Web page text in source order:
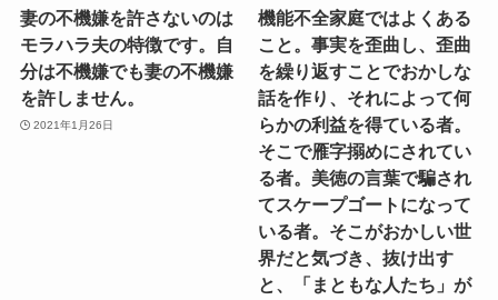
妻の不機嫌を許さないのは
モラハラ夫の特徴です。自
分は不機嫌でも妻の不機嫌
を許しません。
2021年1月26日
機能不全家庭ではよくある
こと。事実を歪曲し、歪曲
を繰り返すことでおかしな
話を作り、それによって何
らかの利益を得ている者。
そこで雁字搦めにされてい
る者。美徳の言葉で騙され
てスケープゴートになって
いる者。そこがおかしい世
界だと気づき、抜け出す
と、「まともな人たち」が